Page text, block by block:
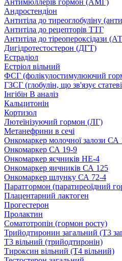
Антимюллерів гормон (АМГ)
Андростендіон
Антитіла до тиреоглобуліну
Антитіла до рецепторів ТТГ
Антитіла до тіреопероксідази
Дигідротестостерон (ДГТ)
Естрадіол
Естріол вільний
ФСГ (фолікулостимулюючий
ГЗСГ (глобулін, що зв'язує
Інгібін B аналіз
Кальцитонін
Кортизол
Лютеїнізуючий гормон (ЛГ)
Метанефрини в сечі
Онкомаркер молочної залози СА
Онкомаркер СА 19-9
Онкомаркер яєчників НЕ-4
Онкомаркер яичників СА 125
Онкомаркер шлунку СА 72-4
Паратгормон (паратиреоїдний
Плацентарний лактоген
Прогестерон
Пролактин
Соматотропін (гормон росту)
Трийодтиронин загальний (Т3
Т3 вільний (трийодтиронін)
Тироксин вільний (Т4 вільний)